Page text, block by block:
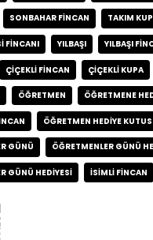
SONBAHAR FINCAN TAKIM
FINCANI YILBAŞI YILBAŞI
ÇIÇEKLI FINCAN ÇIÇEKLI KUPA
ÖĞRETMEN ÖĞRETMENE
ÖĞRETMEN HEDIYE
GÜNÜ ÖĞRETMENLER GÜNÜ
GÜNÜ HEDIYESI İSIMLI FINCAN